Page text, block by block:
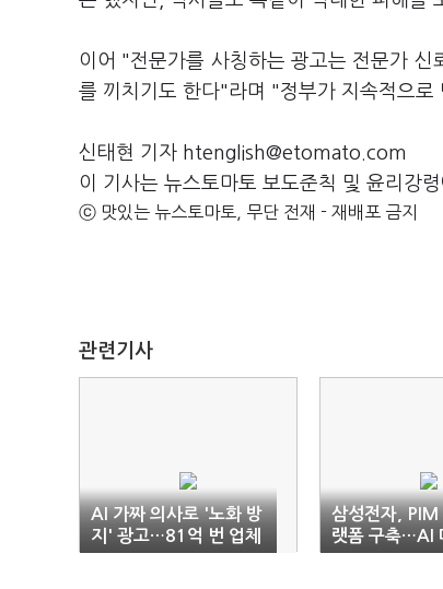
이어 "전문가를 사칭하는 광고는 전문가
를 끼치기도 한다"라며 "정부가 지속적으로
신태현 기자 htenglish@etomato.com
이 기사는 뉴스토마토 보도준칙 및 윤리강
ⓒ 맛있는 뉴스토마토, 무단 전재 - 재배포 금지
관련기사
AI 가짜 의사로 '노화 방
지' 광고…81억 번 업체
송치
삼성전자, PIM
랫폼 구축…AI
정조준